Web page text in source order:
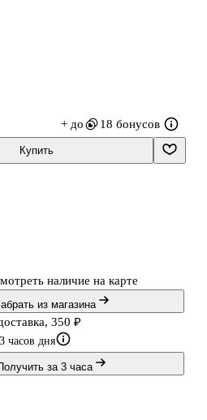
+ до 18 бонусов
Купить
наличие на карте
из магазина
350 ₽
часов дня
за 3 часа